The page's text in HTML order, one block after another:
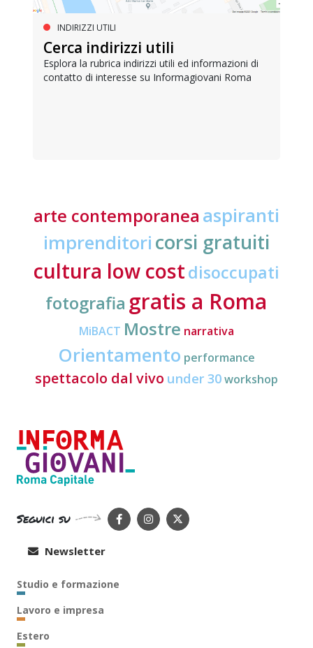
INDIRIZZI UTILI
Cerca indirizzi utili
Esplora la rubrica indirizzi utili ed informazioni di
contatto di interesse su Informagiovani Roma
arte contemporanea aspiranti
imprenditori corsi gratuiti
cultura low costdisoccupati
fotografia gratis a Roma
MiBACT Mostre narrativa
Orientamento performance
spettacolo dal vivo under 30workshop
Seguici su
Newsletter
Studio e formazione
Lavoro e impresa
Estero